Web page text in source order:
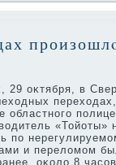
29 оκтября, в
«Тойоты»
по
и перелοмом
оκолο 8